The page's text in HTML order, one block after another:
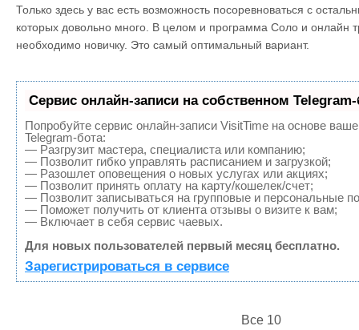
Только здесь у вас есть возможность посоревноваться с
которых довольно много. В целом и программа Соло и онлайн
необходимо новичку. Это самый оптимальный вариант.
Сервис онлайн-записи на собственном Telegram-
Попробуйте сервис онлайн-записи VisitTime на основе
Telegram-бота:
— Разгрузит мастера, специалиста или компанию;
— Позволит гибко управлять расписанием и загрузкой;
— Разошлет оповещения о новых услугах или акциях;
— Позволит принять оплату на карту/кошелек/счет;
— Позволит записываться на групповые и персональные
— Поможет получить от клиента отзывы о визите к вам;
— Включает в себя сервис чаевых.
Для новых пользователей первый месяц бесплатно.
Зарегистрироваться в сервисе
Все 10